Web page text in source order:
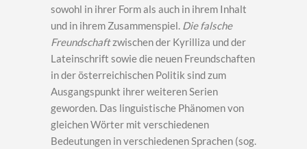
sowohl in ihrer Form als auch in ihrem Inhalt
und in ihrem Zusammenspiel. Die falsche
Freundschaftzwischen der Kyrilliza und der
Lateinschrift sowie die neuen Freundschaften
in der österreichischen Politik sind zum
Ausgangspunkt ihrer weiteren Serien
geworden. Das linguistische Phänomen von
gleichen Wörter mit verschiedenen
Bedeutungen in verschiedenen Sprachen (sog.